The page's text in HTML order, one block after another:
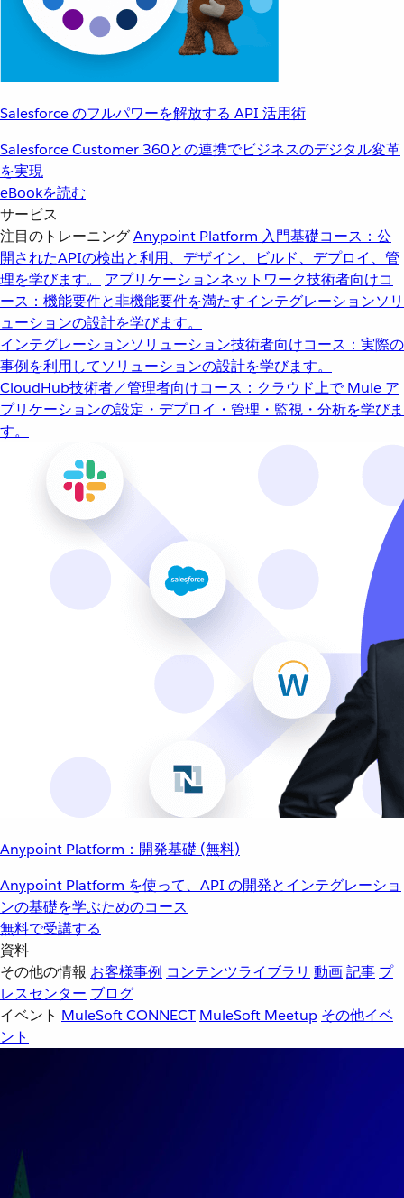
Salesforce のフルパワーを解放する API 活用術
Salesforce Customer 360との連携でビジネスのデジタル変革
を実現
eBookを読む
サービス
注目のトレーニングAnypoint Platform 入門基礎コース：公
開されたAPIの検出と利用、デザイン、ビルド、デプロイ、管
理を学びます。
アプリケーションネットワーク技術者向けコ
ース：機能要件と非機能要件を満たすインテグレーションソリ
ューションの設計を学びます。
インテグレーションソリューション技術者向けコース：実際の
事例を利用してソリューションの設計を学びます。
CloudHub技術者／管理者向けコース：クラウド上で Mule ア
プリケーションの設定・デプロイ・管理・監視・分析を学びま
す。
Anypoint Platform：開発基礎 (無料)
Anypoint Platform を使って、API の開発とインテグレーショ
ンの基礎を学ぶためのコース
無料で受講する
資料
その他の情報 お客様事例 コンテンツライブラリ 動画記事 プ
レスセンター ブログ
イベント MuleSoft CONNECT MuleSoft Meetup その他イベ
ント